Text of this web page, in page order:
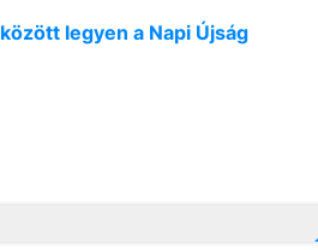
legyen a Napi Újság